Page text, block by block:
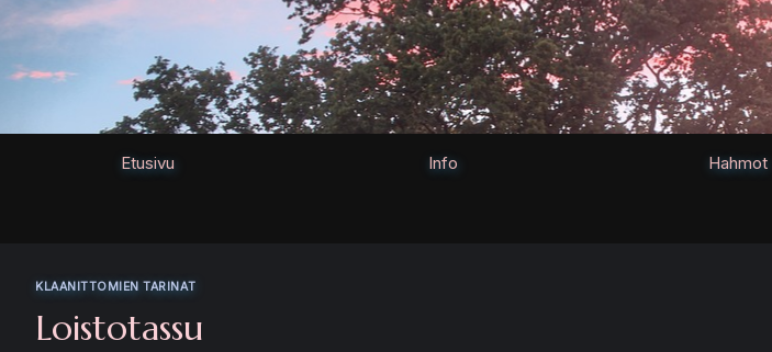
Siirry
sisältöön
Etusivu Info Hahmot
KLAANITTOMIEN TARINAT
Loistotassu